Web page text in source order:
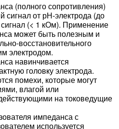
(полного сопротивления)
сигнал от рН-электрода (до
(< 1 кОм). Применение
может быть полезным и
восстановительного
электродом.
навинчивается
головку электрода.
помехи, которые могут
влагой или
на токоведущие
импеданса с
используется